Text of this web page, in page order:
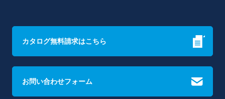
カタログ無料請求はこちら
お問い合わせフォーム